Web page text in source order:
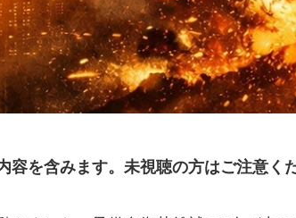
を含みます。未視聴の方はご注意くだ